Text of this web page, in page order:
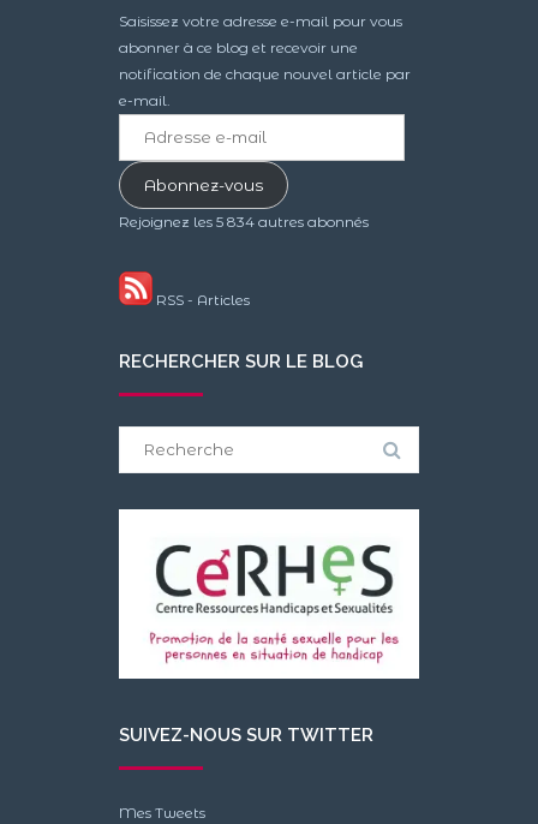
Saisissez votre adresse e-mail pour vous
abonner à ce blog et recevoir une
notification de chaque nouvel article par
e-mail.
mailAbonnez-vous
Rejoignez les 5 834 autres abonnés
RSS - Articles
RECHERCHER SUR LE BLOG
SUIVEZ-NOUS SUR TWITTER
Mes Tweets